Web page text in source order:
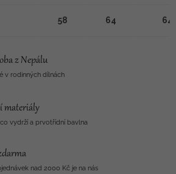
58 64 64
z Nepálu
v rodinných dílnách
materiály
vydrží a prvotřídní bavlna
nad 2000 Kč je na nás